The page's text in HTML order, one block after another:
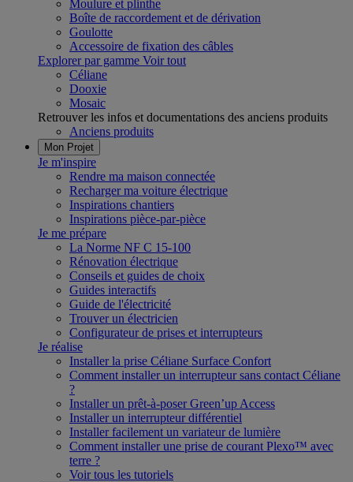
Moulure et plinthe
Boîte de raccordement et de dérivation
Goulotte
Accessoire de fixation des câbles
Explorer par gamme Voir tout
Céliane
Dooxie
Mosaic
Retrouver les infos et documentations des anciens produits
Anciens produits
Mon Projet
Je m'inspire
Rendre ma maison connectée
Recharger ma voiture électrique
Inspirations chantiers
Inspirations pièce-par-pièce
Je me prépare
La Norme NF C 15-100
Rénovation électrique
Conseils et guides de choix
Guides interactifs
Guide de l'électricité
Trouver un électricien
Configurateur de prises et interrupteurs
Je réalise
Installer la prise Céliane Surface Confort
Comment installer un interrupteur sans contact Céliane
?
Installer un prêt-à-poser Green’up Access
Installer un interrupteur différentiel
Installer facilement un variateur de lumière
Comment installer une prise de courant Plexo™ avec
terre ?
Voir tous les tutoriels